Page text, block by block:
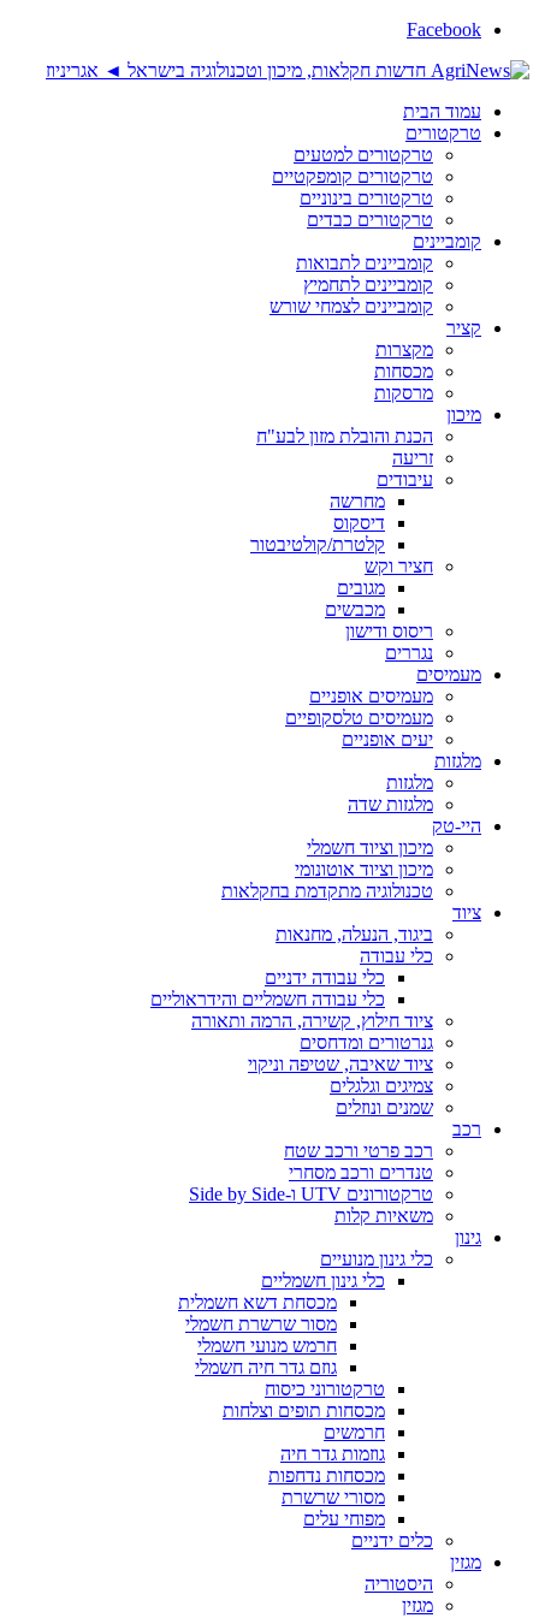
Facebook
עמוד הבית
טרקטורים
טרקטורים למטעים
טרקטורים קומפקטיים
טרקטורים בינוניים
טרקטורים כבדים
קומביינים
קומביינים לתבואות
קומביינים לתחמיץ
קומביינים לצמחי שורש
קציר
מקצרות
מכסחות
מרסקות
מיכון
הכנת והובלת מזון לבע"ח
זריעה
עיבודים
מחרשה
דיסקוס
קלטרת/קולטיבטור
חציר וקש
מגובים
מכבשים
ריסוס ודישון
נגררים
מעמיסים
מעמיסים אופניים
מעמיסים טלסקופיים
יעים אופניים
מלגזות
מלגזות
מלגזות שדה
היי-טק
מיכון וציוד חשמלי
מיכון וציוד אוטונומי
טכנולוגיה מתקדמת בחקלאות
ציוד
ביגוד, הנעלה, מחנאות
כלי עבודה
כלי עבודה ידניים
כלי עבודה חשמליים והידראוליים
ציוד חילוץ, קשירה, הרמה ותאורה
גנרטורים ומדחסים
ציוד שאיבה, שטיפה וניקוי
צמיגים וגלגלים
שמנים ונוזלים
רכב
רכב פרטי ורכב שטח
טנדרים ורכב מסחרי
טרקטורונים UTV ו-Side by Side
משאיות קלות
גינון
כלי גינון מנועיים
כלי גינון חשמליים
מכסחת דשא חשמלית
מסור שרשרת חשמלי
חרמש מנועי חשמלי
גוזם גדר חיה חשמלי
טרקטורוני כיסוח
מכסחות תופים וצלחות
חרמשים
גוזמות גדר חיה
מכסחות נדחפות
מסורי שרשרת
מפוחי עלים
כלים ידניים
מגזין
היסטוריה
מגזין